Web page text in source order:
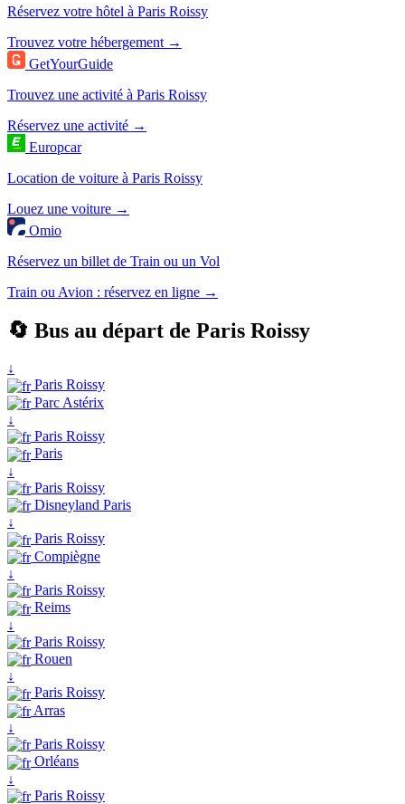
Réservez votre hôtel à Paris Roissy
Trouvez votre hébergement →
GetYourGuide
Trouvez une activité à Paris Roissy
Réservez une activité →
Europcar
Location de voiture à Paris Roissy
Louez une voiture →
Omio
Réservez un billet de Train ou un Vol
Train ou Avion : réservez en ligne →
🔄 Bus au départ de Paris Roissy
↓
Paris Roissy
Parc Astérix
↓
Paris Roissy
Paris
↓
Paris Roissy
Disneyland Paris
↓
Paris Roissy
Compiègne
↓
Paris Roissy
Reims
↓
Paris Roissy
Rouen
↓
Paris Roissy
Arras
↓
Paris Roissy
Orléans
↓
Paris Roissy